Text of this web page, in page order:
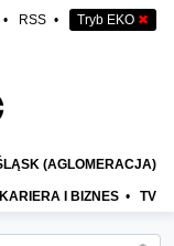
• RSS • Tryb EKO ✖
(AGLOMERACJA)
KARIERA I BIZNES • TV